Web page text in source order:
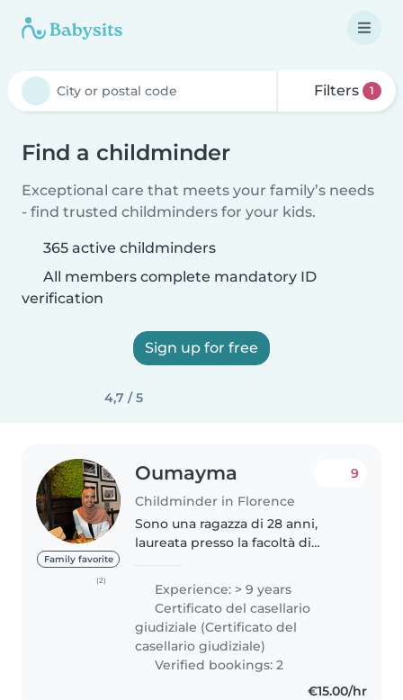
Filters 1
Find a childminder
Exceptional care that meets your family’s needs
- find trusted childminders for your kids.
365 active childminders
All members complete mandatory ID
verification
Sign up for free
4,7 / 5
Family favorite
(2)
Oumayma
Childminder in Florence
9
Sono una ragazza di 28 anni,
laureata presso la facoltà di
fluentemente anche l'inglese, il
francese e l'arabo. Mi sono
sempre occupata di bambini...
Experience: > 9 years
Certificato del casellario
giudiziale (Certificato del
casellario giudiziale)
Verified bookings: 2
€15.00/hr